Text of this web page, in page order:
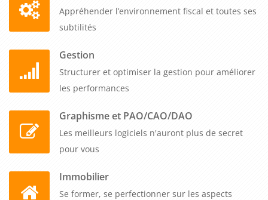
Appréhender l’environnement fiscal et toutes ses
subtilités
Gestion
Structurer et optimiser la gestion pour améliorer
les performances
Graphisme et PAO/CAO/DAO
Les meilleurs logiciels n'auront plus de secret
pour vous
Immobilier
Se former, se perfectionner sur les aspects